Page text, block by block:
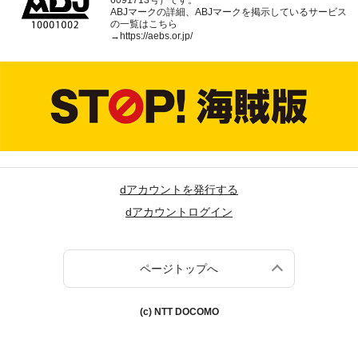
ABJマークの詳細、ABJマークを掲示しているサービス
の一覧はこちら
→https://aebs.or.jp/
dアカウントを発行する
dアカウントログイン
ページトップへ
(c) NTT DOCOMO